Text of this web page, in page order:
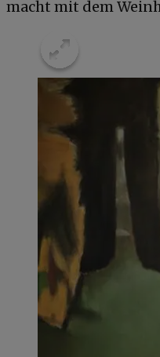
macht mit dem